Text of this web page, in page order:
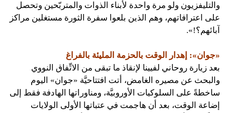
والتليفزيون ولو مرة واحدة لأبناء الذوات والمتربّحين وتحصل
على اعترافاتهم، وهم الذين بلعوا سفرة الثورة مستغلين مراكز
آبائهم؟!».
«جوان»: إهدار الوقت بالحزمة المليئة بالفراغ
بعد زيارة روحاني لفيينا لإنقاذ ما تبقى من الاتِّفاق النووي
والبحث عن مصيره الغامض، أتت افتتاحيَّة «جوان» اليوم
ساخطةً على السلوكيات الأوروبيَّة، ومناوراتها الهادفة فقط إلى
إضاعة الوقت، بعد أن هاجمت في عتباتها الأولى الولايات